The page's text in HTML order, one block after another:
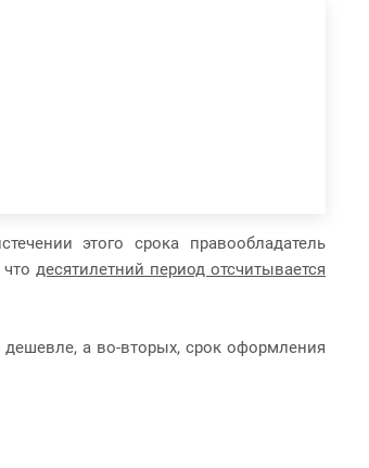
этого срока правообладатель
десятилетний период отсчитывается
дешевле, а во-вторых, срок оформления